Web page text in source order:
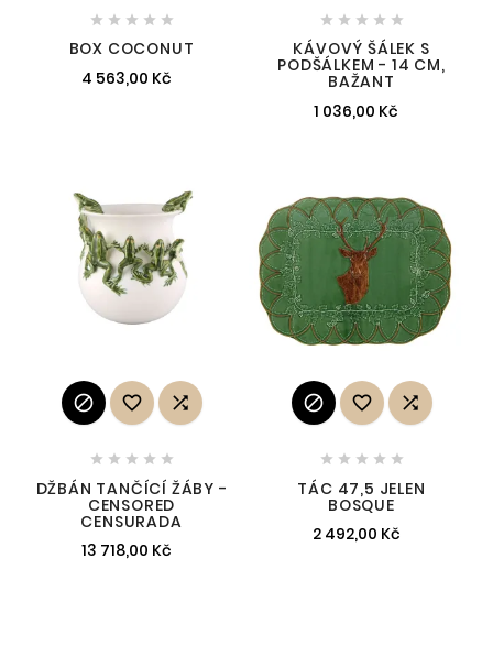
    
BOX COCONUT
4 563,00 Kč
    
KÁVOVÝ ŠÁLEK S
PODŠÁLKEM - 14 CM,
BAŽANT
1 036,00 Kč
  
    
DŽBÁN TANČÍCÍ ŽÁBY -
CENSORED
CENSURADA
13 718,00 Kč
  
    
TÁC 47,5 JELEN
BOSQUE
2 492,00 Kč